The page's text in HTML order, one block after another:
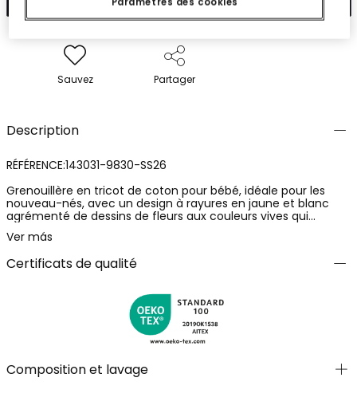
Sauvez Partager
Description
RÉFÉRENCE:143031-9830-SS26
Grenouillère en tricot de coton pour bébé, idéale pour les
nouveau-nés, avec un design à rayures en jaune et blanc
agrémenté de dessins de fleurs aux couleurs vives qui
ajoutent une touche joyeuse et amusante. Le vêtement a un
col rond et des manches courtes à volants. Disponible en
tailles allant de 0 mois à 24 mois, s'adaptant parfaitement à
la croissance du bébé. Sa matière douce et légère le rend
Ver más
Certificats de qualité
Composition et lavage